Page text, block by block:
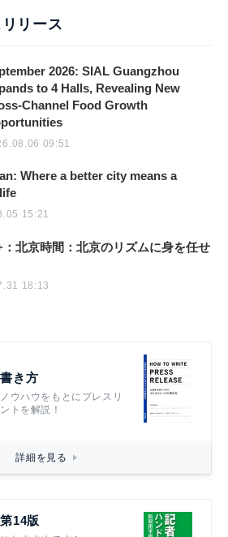
リース
2026: SIAL Guangzhou
to 4 Halls, Revealing New
Channel Food Growth
09:51
Where a better city means a
15:21
：北京時間：北京のリズムに身を任せ
18:13
き方
ウハウをもとにプレスリ
トを解説！
詳細を見る
14版